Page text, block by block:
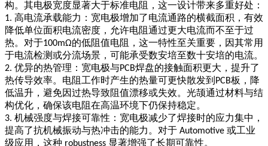
构。其电极宽度显著大于标准电阻，这一设计带来多重好处：
1. 高电流承载能力：宽电极增加了电流通路的横截面积，有效
降低单位面积电流密度，允许电阻通过更大电流而不至于过
热。对于100mΩ的低阻值电阻，这一特性至关重要，因其常用
于电流检测或分流场景，可能承受数安培至数十安培的电流。
2. 优异的热管理：宽电极与PCB焊盘的接触面积更大，提升了
热传导效率。电阻工作时产生的热量可更快散发到 PCB板，降
低温升，避免因过热导致阻值漂移或失效。光颉通过材料与结
构优化，确保该电阻在高温环境下仍保持稳定。
3. 机械强度与焊接可靠性：宽电极减少了焊接时的应力集中，
提高了抗机械振动与热冲击的能力。对于 Automotive 或工业
级应用，这种 robustness 显著增强了长期可靠性。